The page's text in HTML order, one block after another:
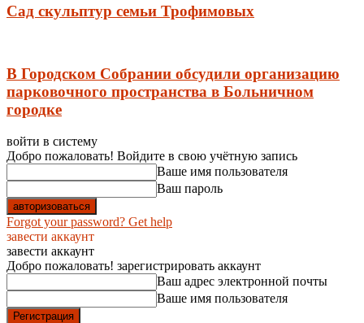
Сад скульптур семьи Трофимовых
В Городском Собрании обсудили организацию
парковочного пространства в Больничном
городке
войти в систему
Добро пожаловать! Войдите в свою учётную запись
Ваше имя пользователя
Ваш пароль
Forgot your password? Get help
завести аккаунт
завести аккаунт
Добро пожаловать! зарегистрировать аккаунт
Ваш адрес электронной почты
Ваше имя пользователя